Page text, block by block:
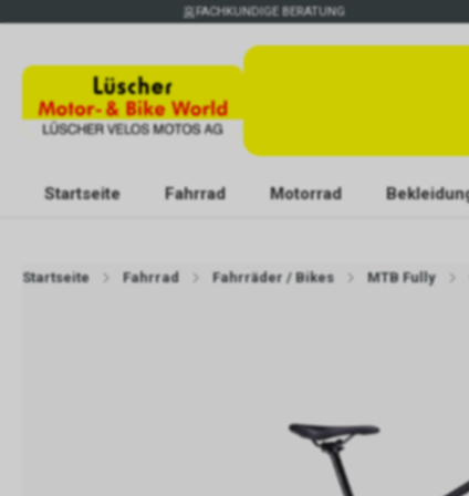
FACHKUNDIGE BERATUNG
Startseite Fahrrad Motorrad
Startseite Fahrrad Fahrräder / Bikes MTB Fully